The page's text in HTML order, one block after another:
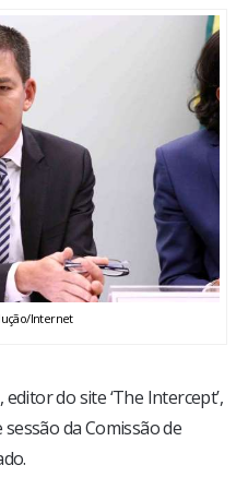
Internet
do site ‘The Intercept’,
da Comissão de